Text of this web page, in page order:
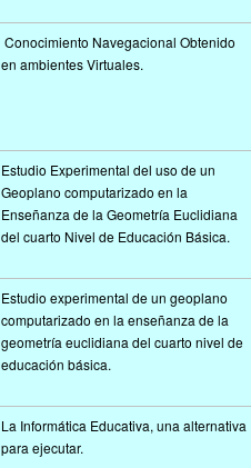
Conocimiento Navegacional Obtenido
en ambientes Virtuales.
Estudio Experimental del uso de un
Geoplano computarizado en la
Enseñanza de la Geometría Euclidiana
del cuarto Nivel de Educación Básica.
Estudio experimental de un geoplano
computarizado en la enseñanza de la
geometría euclidiana del cuarto nivel de
educación básica.
La Informática Educativa, una alternativa
para ejecutar.